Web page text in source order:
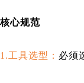
核心规范
1.工具选型： 必须